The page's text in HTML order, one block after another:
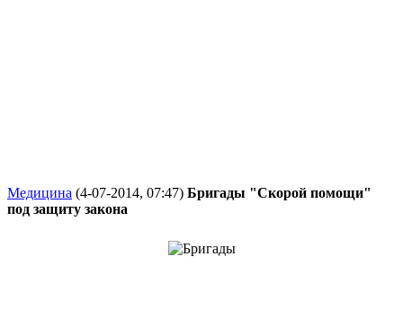
Медицина (4-07-2014, 07:47) Бригады "Скорой помощи"
под защиту закона